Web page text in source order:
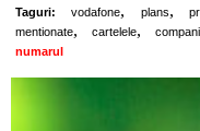
Taguri: vodafone, plans,
mentionate, cartelele,
numarul